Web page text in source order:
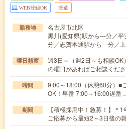
WEB登録OK 派遣
勤務地
名古屋市北区
黒川(愛知県)駅から---分／
分／志賀本通駅から---分／
曜日頻度
週3日～（週2日～も相談
の曜日があればご相談くださ
時間
9:00～18:00（休憩60分）■
OK！早番 7:00～16:00遅番
期間
【積極採用中！急募！】＊
ご応募から最短2～3日後の